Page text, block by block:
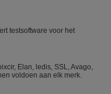
testsoftware voor het
Elan, ledis, SSL, Avago,
voldoen aan elk merk.